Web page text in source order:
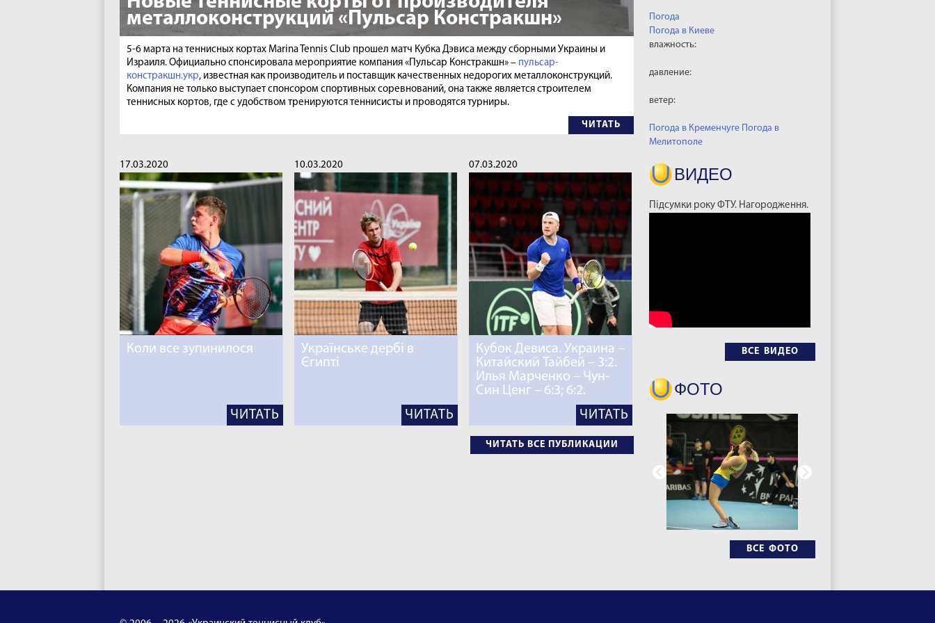
Погода
Погода в Киеве
влажность:
давление:
ветер:
Погода в Кременчуге Погода в
Мелитополе
ВИДЕО
Підсумки року ФТУ. Нагородження.
ВСЕ ВИДЕО
ФОТО
ВСЕ ФОТО
металлоконструкций «Пульсар Констракшн»
5-6 марта на теннисных кортах Marina Tennis Club прошел матч Кубка Дэвиса между сборными Украины и
Израиля. Официально спонсировала мероприятие компания «Пульсар Констракшн» – пульсар-
констракшн.укр, известная как производитель и поставщик качественных недорогих металлоконструкций.
Компания не только выступает спонсором спортивных соревнований, она также является строителем
теннисных кортов, где с удобством тренируются теннисисты и проводятся турниры.
ЧИТАТЬ
17.03.2020
Коли все зупинилося
ЧИТАТЬ
10.03.2020
Українське дербі в
Єгипті
ЧИТАТЬ
07.03.2020
Кубок Девиса. Украина –
Китайский Тайбей – 3:2.
Илья Марченко – Чун-
Син Ценг – 6:3; 6:2.
ЧИТАТЬ
ЧИТАТЬ ВСЕ ПУБЛИКАЦИИ